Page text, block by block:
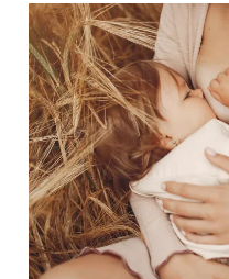
Que
recommandent
les
spécialistes
sur
l’allaitement
exclusif
jusqu’à
quel